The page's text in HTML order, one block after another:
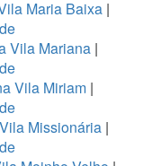
Maria Baixa |
Vila Mariana|
Vila Miriam|
Missionária|